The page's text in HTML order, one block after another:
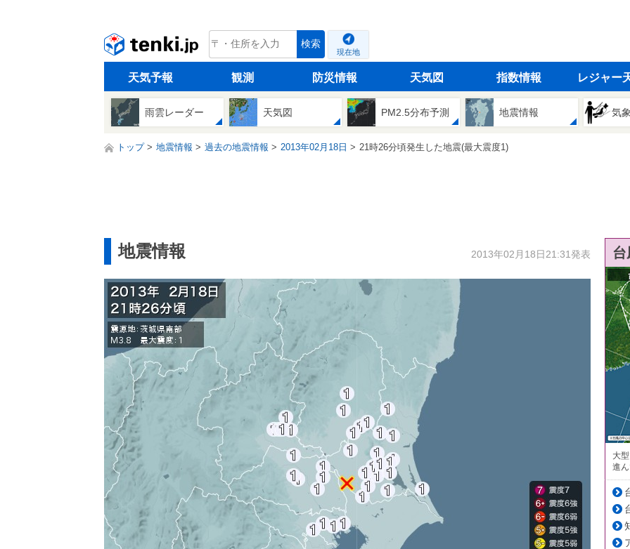
tenki.jp 検索
現在地
天気予報 観測 防災情報 天気図 指数情報 レジャー
雨雲レーダー 天気図 PM2.5分布予測 地震情報 気
トップ 地震情報 過去の地震情報 2013年02月18日 21時26分頃発生した地震(最大震度1)
地震情報 2013年02月18日21:31発表
大
進